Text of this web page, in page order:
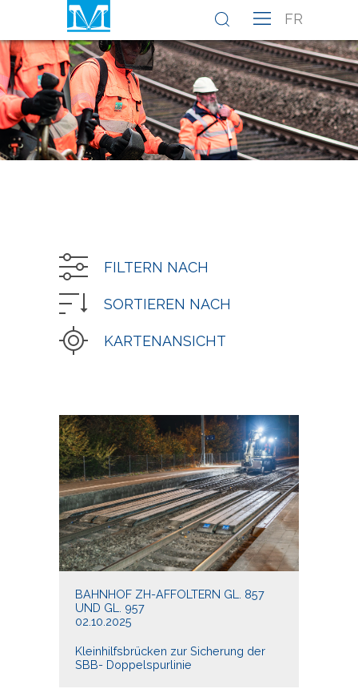
FR
FILTERN NACH
SORTIEREN NACH
KARTENANSICHT
BAHNHOF ZH-AFFOLTERN GL. 857
UND GL. 957
02.10.2025
Kleinhilfsbrücken zur Sicherung der
SBB- Doppelspurlinie